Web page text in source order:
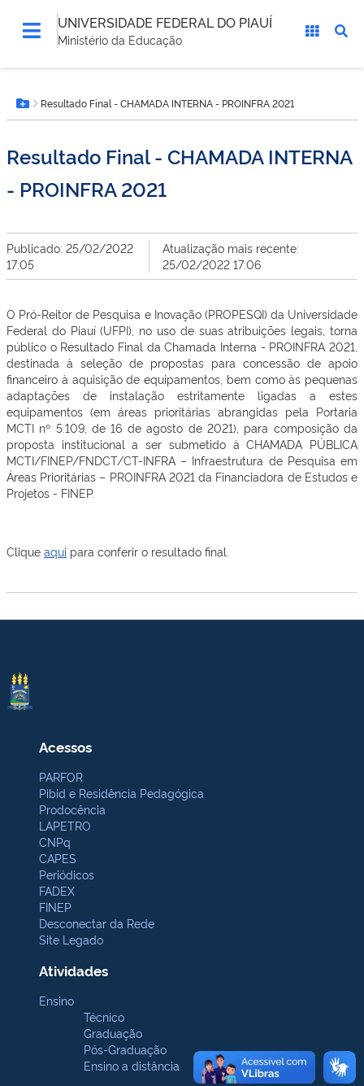
UNIVERSIDADE FEDERAL DO PIAUÍ
Ministério da Educação
está
aqui:Botão Menu
Resultado Final - CHAMADA INTERNA - PROINFRA 2021
Resultado Final - CHAMADA INTERNA
- PROINFRA 2021
Publicado: 25/02/2022
17:05
Atualização mais recente:
25/02/2022 17:06
O Pró-Reitor de Pesquisa e Inovação (PROPESQI) da Universidade
Federal do Piauí (UFPI), no uso de suas atribuições legais, torna
público o Resultado Final da Chamada Interna - PROINFRA 2021,
destinada à seleção de propostas para concessão de apoio
financeiro à aquisição de equipamentos, bem como às pequenas
adaptações de instalação estritamente ligadas a estes
equipamentos (em áreas prioritárias abrangidas pela Portaria
MCTI nº 5.109, de 16 de agosto de 2021), para composição da
proposta institucional a ser submetido à CHAMADA PÚBLICA
MCTI/FINEP/FNDCT/CT-INFRA – Infraestrutura de Pesquisa em
Áreas Prioritárias – PROINFRA 2021 da Financiadora de Estudos e
Projetos - FINEP.
Clique aqui para conferir o resultado final.
Acessos
PARFOR
Pibid e Residência Pedagógica
Prodocência
LAPETRO
CNPq
CAPES
Periódicos
FADEX
FINEP
Desconectar da Rede
Site Legado
Atividades
Ensino
Técnico
Graduação
Pós-Graduação
Ensino a distância